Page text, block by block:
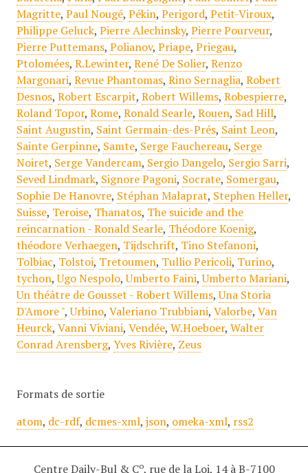
Magritte, Paul Nougé, Pékin, Perigord, Petit-Viroux,
Philippe Geluck, Pierre Alechinsky, Pierre Pourveur,
Pierre Puttemans, Polianov, Priape, Priegau,
Ptolomées, R.Lewinter, René De Solier, Renzo
Margonari, Revue Phantomas, Rino Sernaglia, Robert
Desnos, Robert Escarpit, Robert Willems, Robespierre,
Roland Topor, Rome, Ronald Searle, Rouen, Sad Hill,
Saint Augustin, Saint Germain-des-Prés, Saint Leon,
Sainte Gerpinne, Samte, Serge Fauchereau, Serge
Noiret, Serge Vandercam, Sergio Dangelo, Sergio Sarri,
Seved Lindmark, Signore Pagoni, Socrate, Somergau,
Sophie De Hanovre, Stéphan Malaprat, Stephen Heller,
Suisse, Teroise, Thanatos, The suicide and the
reincarnation - Ronald Searle, Théodore Koenig,
théodore Verhaegen, Tijdschrift, Tino Stefanoni,
Tolbiac, Tolstoi, Tretoumen, Tullio Pericoli, Turino,
tychon,Ugo Nespolo,Umberto Faini,Umberto Mariani,
Un théâtre de Gousset - Robert Willems,Una Storia
D'Amore ",Urbino, Valeriano Trubbiani, Valorbe, Van
Heurck, Vanni Viviani, Vendée, W.Hoeboer, Walter
Conrad Arensberg, Yves Rivière, Zeus
Formats de sortie
atom, dc-rdf, dcmes-xml, json, omeka-xml, rss2
Centre Daily-Bul & Co, rue de la Loi, 14 à B-7100